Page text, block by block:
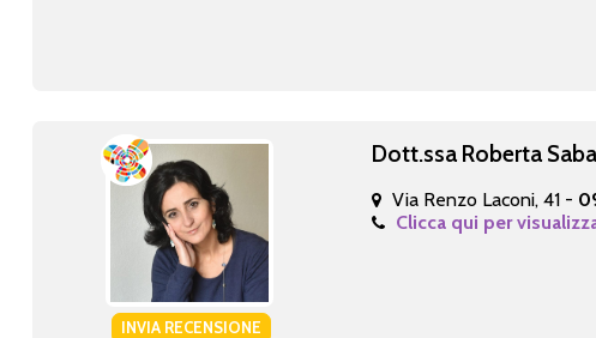
INVIA RECENSIONE
Dott.ssa Roberta
Via Renzo Laconi, 41 -
Clicca qui per